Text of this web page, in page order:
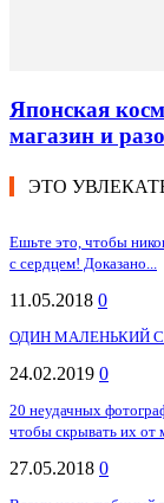
Японская
магазин и
ЭТО
Ешьте это, чтобы
с сердцем! Доказано...
11.05.2018 0
ОДИН МАЛЕНЬКИЙ
24.02.2019 0
20 неудачных
чтобы скрывать их от
27.05.2018 0